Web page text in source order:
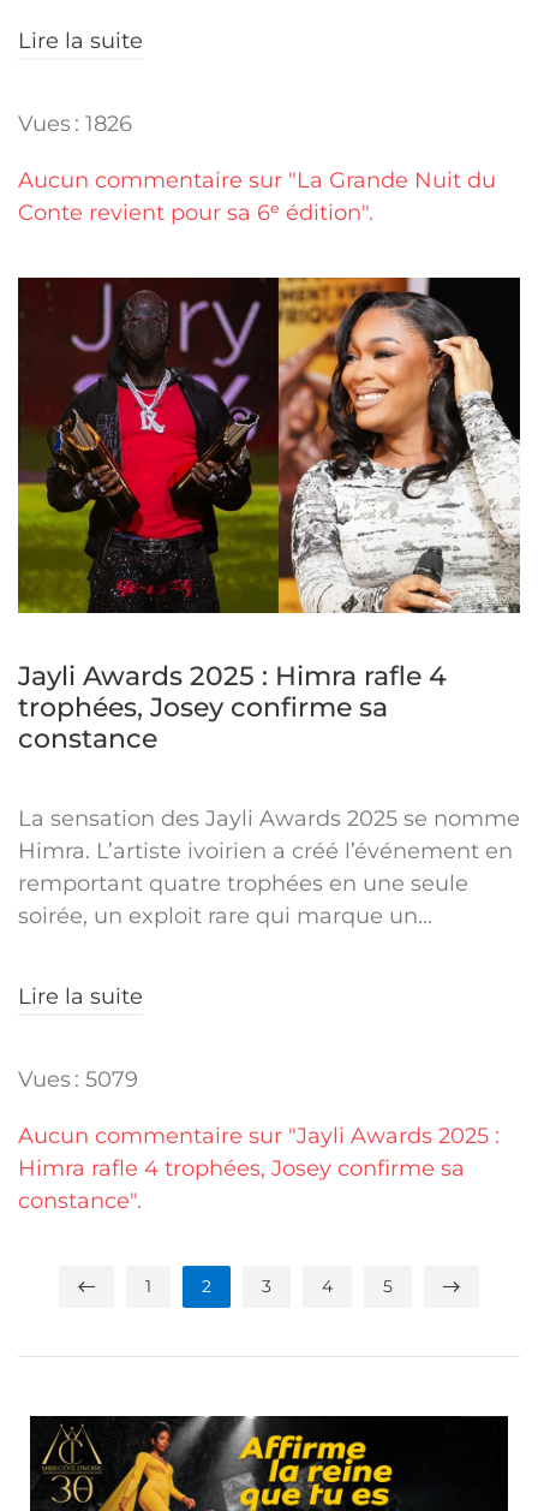
Lire la suite
Vues : 1826
Aucun commentaire sur "La Grande Nuit du
Conte revient pour sa 6ᵉ édition".
Jayli Awards 2025 : Himra rafle 4
trophées, Josey confirme sa
constance
La sensation des Jayli Awards 2025 se nomme
Himra. L’artiste ivoirien a créé l’événement en
remportant quatre trophées en une seule
soirée, un exploit rare qui marque un...
Lire la suite
Vues : 5079
Aucun commentaire sur "Jayli Awards 2025 :
Himra rafle 4 trophées, Josey confirme sa
constance".
1 2 3 4 5